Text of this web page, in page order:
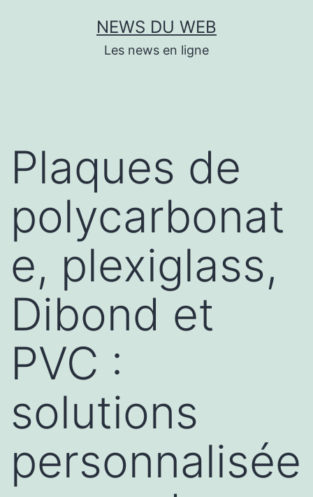
NEWS DU WEB
Les news en ligne
Plaques de
polycarbonat
e, plexiglass,
Dibond et
PVC :
solutions
personnalisée